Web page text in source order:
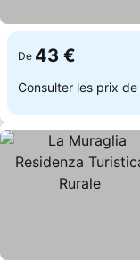
De 43 €
Consulter les prix de